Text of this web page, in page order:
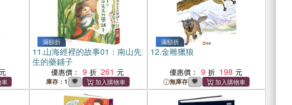
滿額折
11.山海經裡的故事01：南山先
生的藥鋪子
優惠價： 9 261
庫存：1
滿額折
12.金雕獵狼
優惠價： 9 198
無庫存